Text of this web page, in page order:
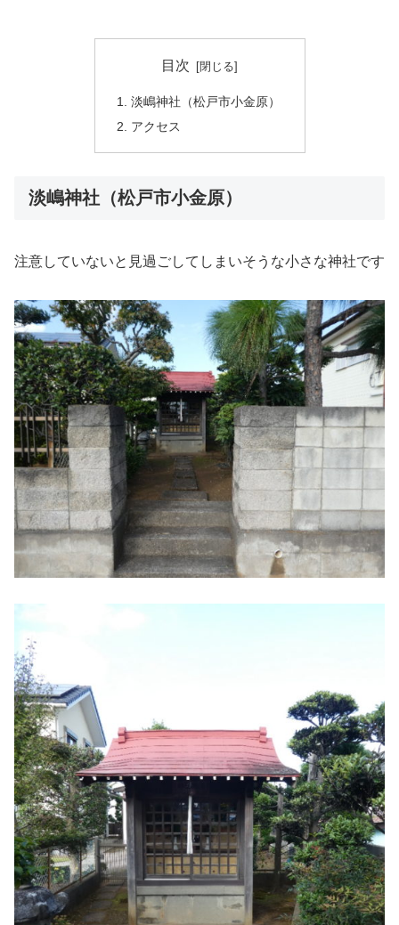
目次
淡嶋神社（松戸市小金原）
アクセス
淡嶋神社（松戸市小金原）
注意していないと見過ごしてしまいそうな小さな神社です